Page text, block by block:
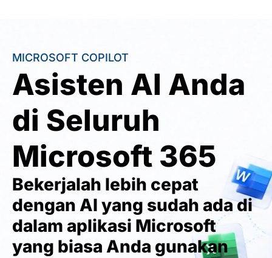
MICROSOFT COPILOT
Asisten AI Anda
di Seluruh
Microsoft 365
Bekerjalah lebih cepat
dengan AI yang sudah ada di
dalam aplikasi Microsoft
yang biasa Anda gunakan